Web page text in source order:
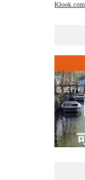
Klook.com